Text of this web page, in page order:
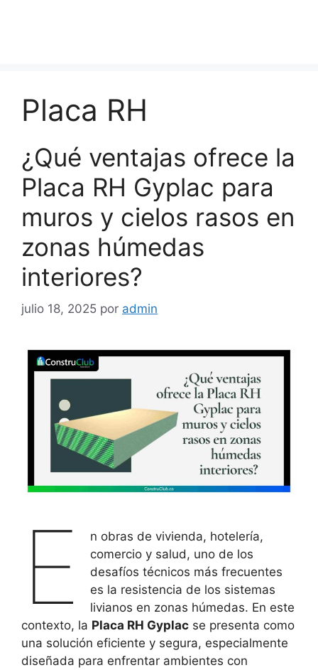
Placa RH
¿Qué ventajas ofrece la
Placa RH Gyplac para
muros y cielos rasos en
zonas húmedas
interiores?
julio 18, 2025 por admin
E
n obras de vivienda, hotelería,
comercio y salud, uno de los
desafíos técnicos más frecuentes
es la resistencia de los sistemas
livianos en zonas húmedas. En este
contexto, la Placa RH Gyplac se presenta como
una solución eficiente y segura, especialmente
diseñada para enfrentar ambientes con